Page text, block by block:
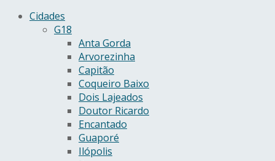
Cidades
G18
Anta Gorda
Arvorezinha
Capitão
Coqueiro Baixo
Dois Lajeados
Doutor Ricardo
Encantado
Guaporé
Ilópolis